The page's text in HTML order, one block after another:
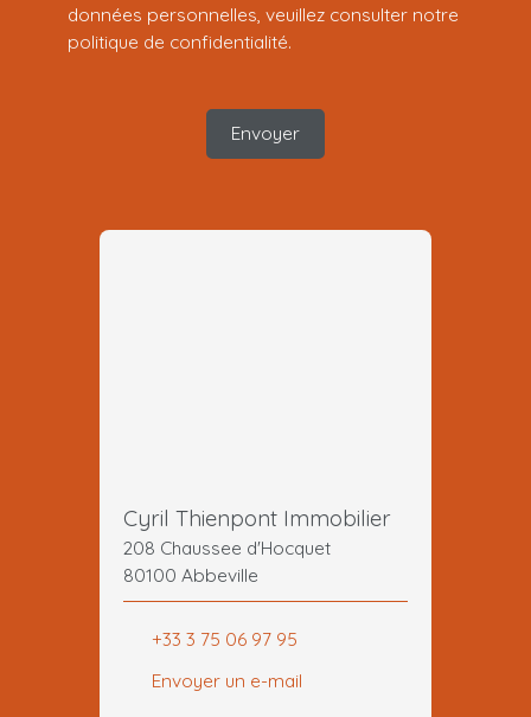
données personnelles, veuillez consulter notre
politique de confidentialité.
Envoyer
Cyril Thienpont Immobilier
208 Chaussee d'Hocquet
80100 Abbeville
+33 3 75 06 97 95
Envoyer un e-mail